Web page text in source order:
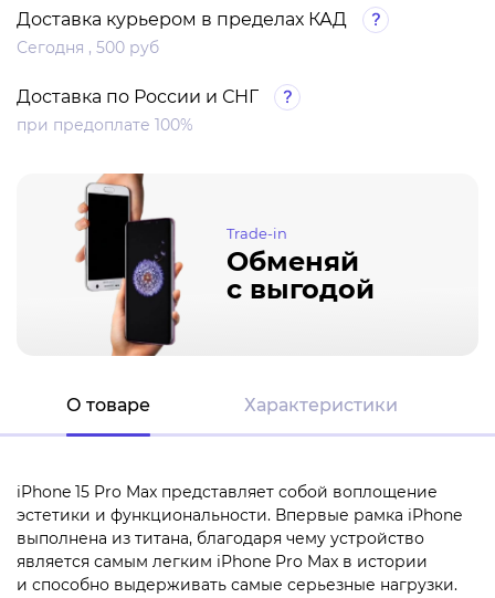
Доставка курьером в пределах КАД
Сегодня , 500 руб
Доставка по России и СНГ
при предоплате 100%
Trade-in
Обменяй
с выгодой
О товаре Характеристики
iPhone 15 Pro Max представляет собой воплощение
эстетики и функциональности. Впервые рамка iPhone
выполнена из титана, благодаря чему устройство
является самым легким iPhone Pro Max в истории
и способно выдерживать самые серьезные нагрузки.